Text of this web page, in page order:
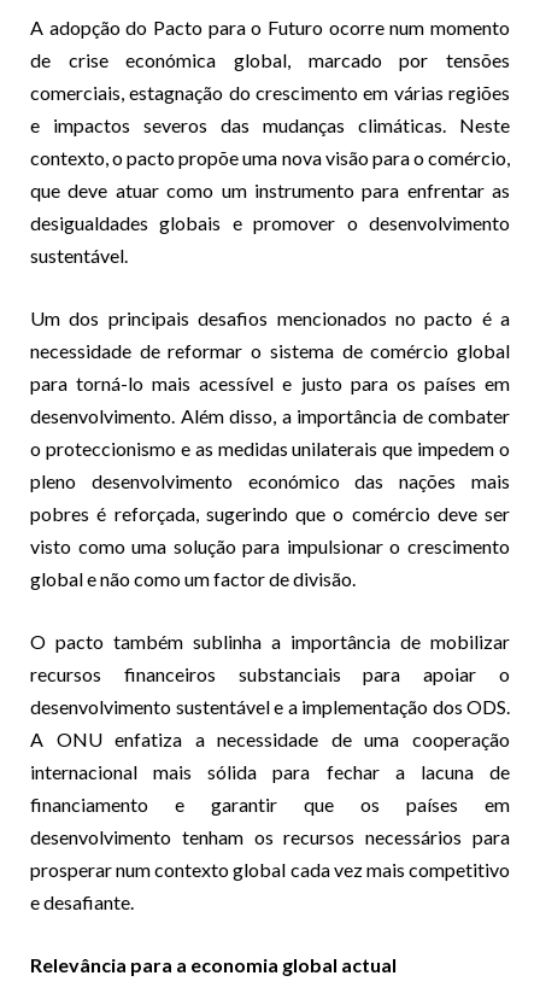
A adopção do Pacto para o Futuro ocorre num momento
de crise económica global, marcado por tensões
comerciais, estagnação do crescimento em várias regiões
e impactos severos das mudanças climáticas. Neste
contexto, o pacto propõe uma nova visão para o comércio,
que deve atuar como um instrumento para enfrentar as
desigualdades globais e promover o desenvolvimento
sustentável.
Um dos principais desafios mencionados no pacto é a
necessidade de reformar o sistema de comércio global
para torná-lo mais acessível e justo para os países em
desenvolvimento. Além disso, a importância de combater
o proteccionismo e as medidas unilaterais que impedem o
pleno desenvolvimento económico das nações mais
pobres é reforçada, sugerindo que o comércio deve ser
visto como uma solução para impulsionar o crescimento
global e não como um factor de divisão.
O pacto também sublinha a importância de mobilizar
recursos financeiros substanciais para apoiar o
desenvolvimento sustentável e a implementação dos ODS.
A ONU enfatiza a necessidade de uma cooperação
internacional mais sólida para fechar a lacuna de
financiamento e garantir que os países em
desenvolvimento tenham os recursos necessários para
prosperar num contexto global cada vez mais competitivo
e desafiante.
Relevância para a economia global actual